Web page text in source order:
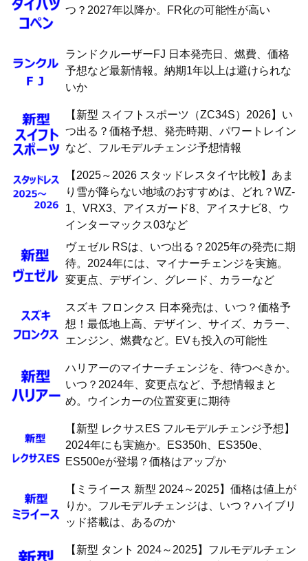
つ？2027年以降か。FR化の可能性が高い
ランドクルーザーFJ 日本発売日、燃費、価格
予想など最新情報。納期1年以上は避けられな
いか
【新型 スイフトスポーツ（ZC34S）2026】い
つ出る？価格予想、発売時期、パワートレイン
など、フルモデルチェンジ予想情報
【2025～2026 スタッドレスタイヤ比較】あま
り雪が降らない地域のおすすめは、どれ？WZ-
1、VRX3、アイスガード8、アイスナビ8、ウ
インターマックス03など
ヴェゼル RSは、いつ出る？2025年の発売に期
待。2024年には、マイナーチェンジを実施。
変更点、デザイン、グレード、カラーなど
スズキ フロンクス 日本発売は、いつ？価格予
想！最低地上高、デザイン、サイズ、カラー、
エンジン、燃費など。EVも投入の可能性
ハリアーのマイナーチェンジを、待つべきか。
いつ？2024年、変更点など、予想情報まと
め。ウインカーの位置変更に期待
【新型 レクサスES フルモデルチェンジ予想】
2024年にも実施か。ES350h、ES350e、
ES500eが登場？価格はアップか
【ミライース 新型 2024～2025】価格は値上が
りか。フルモデルチェンジは、いつ？ハイブリ
ッド搭載は、あるのか
【新型 タント 2024～2025】フルモデルチェン